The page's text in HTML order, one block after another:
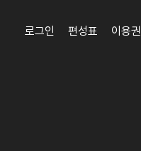
로그인 편성표 이용권